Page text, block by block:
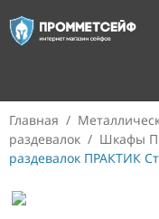
Главная /
раздевалок / Шкафы
раздевалок ПРАКТИК